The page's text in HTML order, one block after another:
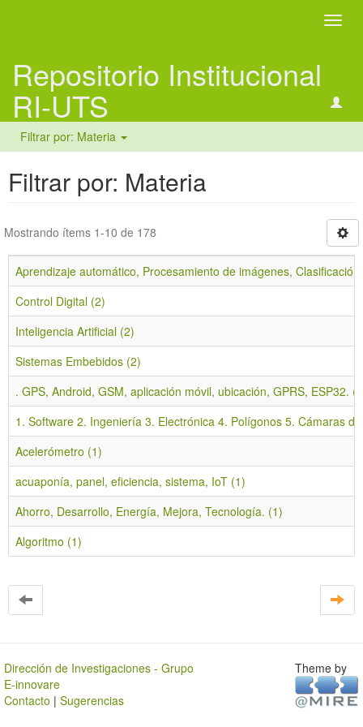
Repositorio Institucional
RI-UTS
Filtrar por: Materia
Filtrar por: Materia
Mostrando ítems 1-10 de 178
Aprendizaje automático, Procesamiento de imágenes,
Control Digital (2)
Inteligencia Artificial (2)
Sistemas Embebidos (2)
. GPS, Android, GSM, aplicación móvil, ubicación, GPRS, ESP32.
1. Software 2. Ingeniería 3. Electrónica 4. Polígonos 5. Cámaras
Acelerómetro (1)
acuaponía, panel, eficiencia, sistema, IoT (1)
Ahorro, Desarrollo, Energía, Mejora, Tecnología. (1)
Algoritmo (1)
Dirección de Investigaciones - Grupo
E-innovare
Contacto | Sugerencias
Theme by